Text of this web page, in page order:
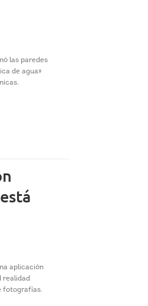
las paredes
de agua»
aplicación
realidad
fotografías.